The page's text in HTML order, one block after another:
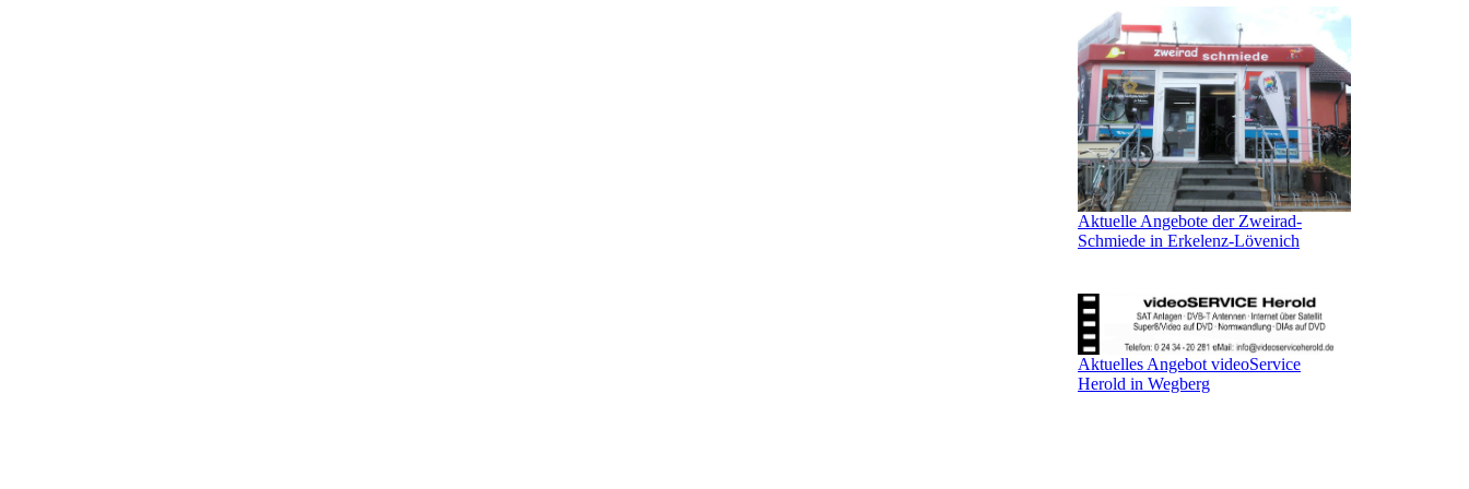
Aktuelle Angebote der Zweirad-
Schmiede in Erkelenz-Lövenich
Aktuelles Angebot videoService
Herold in Wegberg